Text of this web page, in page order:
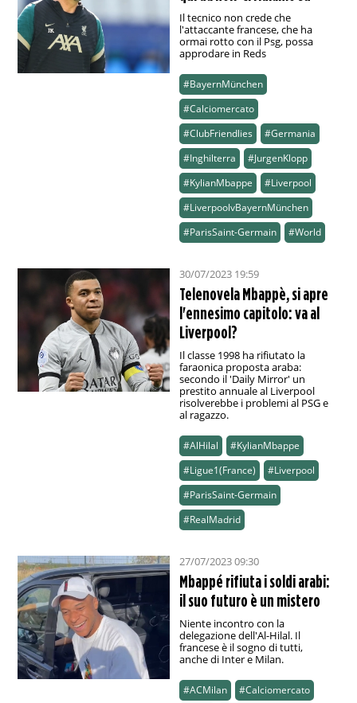
Il tecnico non crede che
l'attaccante francese, che ha
ormai rotto con il Psg, possa
approdare in Reds
#BayernMünchen
#Calciomercato
#ClubFriendlies
#Germania
#Inghilterra
#JurgenKlopp
#KylianMbappe
#Liverpool
#LiverpoolvBayernMünchen
#ParisSaint-Germain
#World
30/07/2023 19:59
Telenovela Mbappè, si apre
l'ennesimo capitolo: va al
Liverpool?
Il classe 1998 ha rifiutato la
faraonica proposta araba:
secondo il 'Daily Mirror' un
prestito annuale al Liverpool
risolverebbe i problemi al PSG e
al ragazzo.
#AlHilal
#KylianMbappe
#Ligue1(France)
#Liverpool
#ParisSaint-Germain
#RealMadrid
27/07/2023 09:30
Mbappé rifiuta i soldi arabi:
il suo futuro è un mistero
Niente incontro con la
delegazione dell'Al-Hilal. Il
francese è il sogno di tutti,
anche di Inter e Milan.
#ACMilan
#Calciomercato